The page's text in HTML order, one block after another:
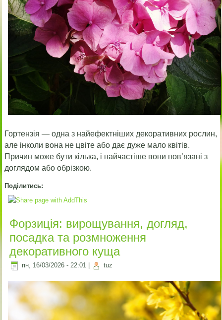
Гортензія — одна з найефектніших декоративних рослин,
але інколи вона не цвіте або дає дуже мало квітів.
Причин може бути кілька, і найчастіше вони пов’язані з
доглядом або обрізкою.
Поділитись:
Форзиція: вирощування, догляд,
посадка та розмноження
декоративного куща
пн, 16/03/2026 - 22:01 tuz